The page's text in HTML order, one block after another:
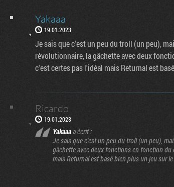
Yakaaa
19.01.2023
Je sais que c'est un peu du troll (un peu),
révolutionnaire, la gâchette avec deux
c'est certes pas l'idéal mais Returnal est
Ricardo
19.01.2023
Yakaaaa écrit :
Je sais que c'est un peu du troll (un peu),
gâchette avec deux fonctions en fonction
mais Returnal est basé bien plus un jeu sur